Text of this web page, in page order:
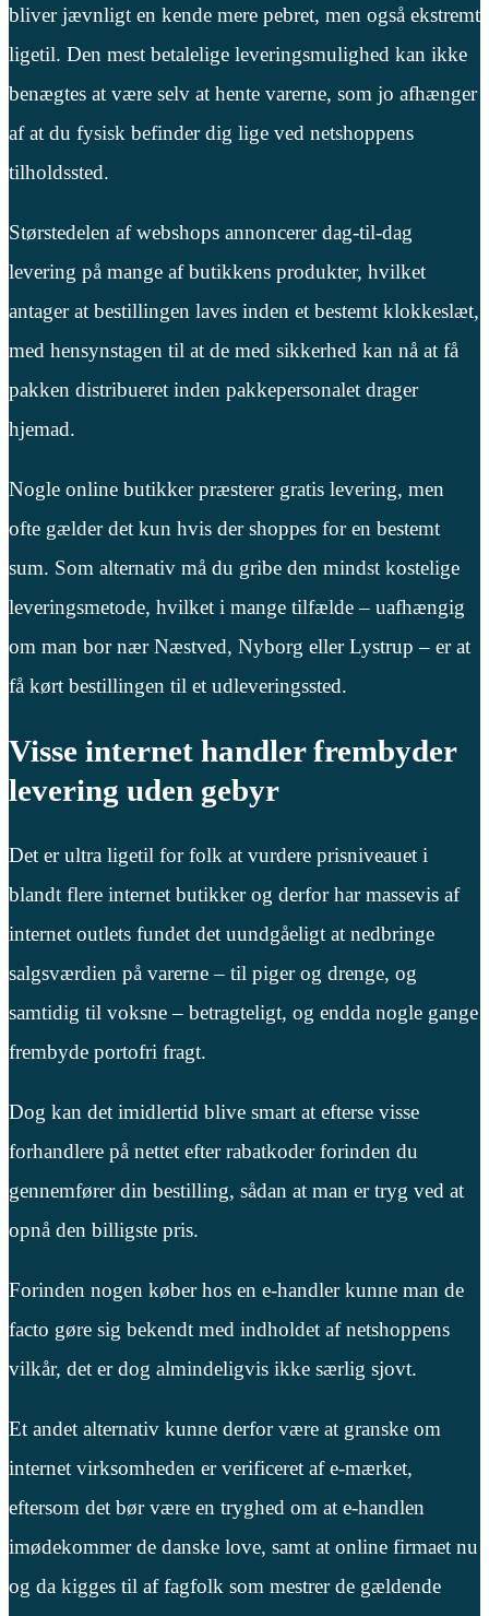
bliver jævnligt en kende mere pebret, men også ekstremt
ligetil. Den mest betalelige leveringsmulighed kan ikke
benægtes at være selv at hente varerne, som jo afhænger
af at du fysisk befinder dig lige ved netshoppens
tilholdssted.
Størstedelen af webshops annoncerer dag-til-dag
levering på mange af butikkens produkter, hvilket
antager at bestillingen laves inden et bestemt klokkeslæt,
med hensynstagen til at de med sikkerhed kan nå at få
pakken distribueret inden pakkepersonalet drager
hjemad.
Nogle online butikker præsterer gratis levering, men
ofte gælder det kun hvis der shoppes for en bestemt
sum. Som alternativ må du gribe den mindst kostelige
leveringsmetode, hvilket i mange tilfælde – uafhængig
om man bor nær Næstved, Nyborg eller Lystrup – er at
få kørt bestillingen til et udleveringssted.
Visse internet handler frembyder
levering uden gebyr
Det er ultra ligetil for folk at vurdere prisniveauet i
blandt flere internet butikker og derfor har massevis af
internet outlets fundet det uundgåeligt at nedbringe
salgsværdien på varerne – til piger og drenge, og
samtidig til voksne – betragteligt, og endda nogle gange
frembyde portofri fragt.
Dog kan det imidlertid blive smart at efterse visse
forhandlere på nettet efter rabatkoder forinden du
gennemfører din bestilling, sådan at man er tryg ved at
opnå den billigste pris.
Forinden nogen køber hos en e-handler kunne man de
facto gøre sig bekendt med indholdet af netshoppens
vilkår, det er dog almindeligvis ikke særlig sjovt.
Et andet alternativ kunne derfor være at granske om
internet virksomheden er verificeret af e-mærket,
eftersom det bør være en tryghed om at e-handlen
imødekommer de danske love, samt at online firmaet nu
og da kigges til af fagfolk som mestrer de gældende